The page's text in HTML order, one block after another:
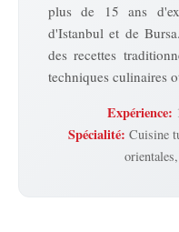
plus de 15 ans
d'Istanbul et de
des recettes
techniques culinaires
Expérience:
Spécialité: Cuisine